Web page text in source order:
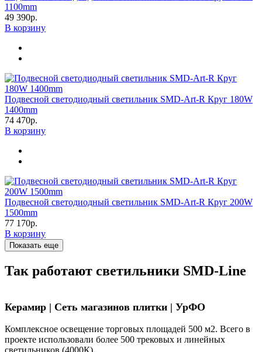
1100mm
49 390р.
В корзину
Подвесной светодиодный светильник SMD-Art-R Круг 180W
1400mm
74 470р.
В корзину
Подвесной светодиодный светильник SMD-Art-R Круг 200W
1500mm
77 170р.
В корзину
Показать еще
Так работают светильники SMD-Line
Керамир | Сеть магазинов плитки | УрФО
Комплексное освещение торговых площадей 500 м2. Всего в
проекте использовали более 500 трековых и линейных